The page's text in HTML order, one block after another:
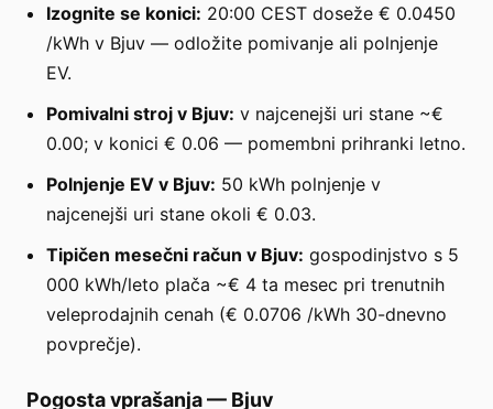
Izognite se konici: 20:00 CEST doseže € 0.0450
/kWh v Bjuv — odložite pomivanje ali polnjenje
EV.
Pomivalni stroj v Bjuv: v najcenejši uri stane ~€
0.00; v konici € 0.06 — pomembni prihranki letno.
Polnjenje EV v Bjuv: 50 kWh polnjenje v
najcenejši uri stane okoli € 0.03.
Tipičen mesečni račun v Bjuv: gospodinjstvo s 5
000 kWh/leto plača ~€ 4 ta mesec pri trenutnih
veleprodajnih cenah (€ 0.0706 /kWh 30-dnevno
povprečje).
Pogosta vprašanja— Bjuv